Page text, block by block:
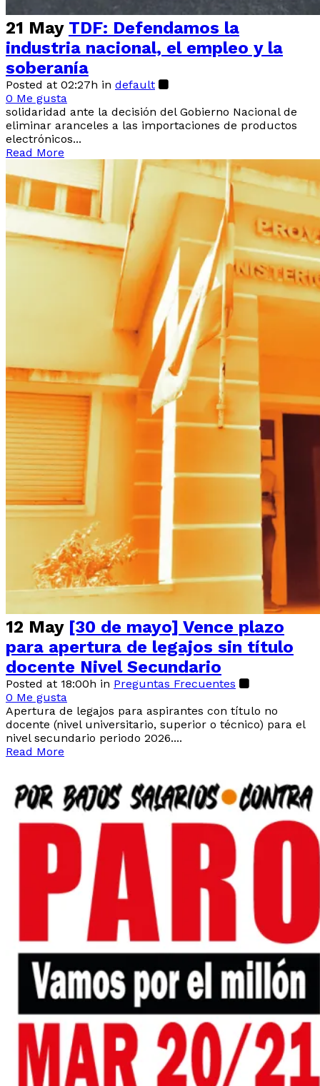
21 May TDF: Defendamos la
industria nacional, el empleo y la
soberanía
Posted at 02:27h in default
0 Me gusta
solidaridad ante la decisión del Gobierno Nacional de
eliminar aranceles a las importaciones de productos
electrónicos...
Read More
12 May [30 de mayo] Vence plazo
para apertura de legajos sin título
docente Nivel Secundario
Posted at 18:00h in Preguntas Frecuentes
0 Me gusta
Apertura de legajos para aspirantes con título no
docente (nivel universitario, superior o técnico) para el
nivel secundario periodo 2026....
Read More